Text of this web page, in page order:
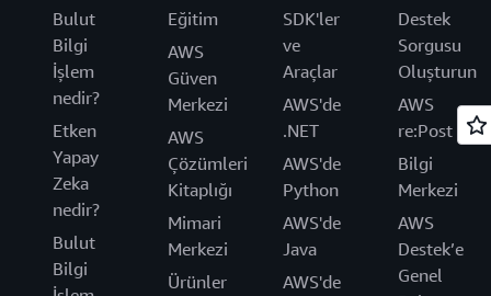
Bulut
Bilgi
İşlem
nedir?
Etken
Yapay
Zeka
nedir?
Bulut
Bilgi
Eğitim
AWS
Güven
Merkezi
AWS
Çözümleri
Kitaplığı
Mimari
Merkezi
Ürünler
SDK'ler
ve
Araçlar
AWS'de
.NET
AWS'de
Python
AWS'de
Java
AWS'de
Destek
Sorgusu
Oluşturun
AWS
re:Post
Bilgi
Merkezi
AWS
Destek’e
Genel